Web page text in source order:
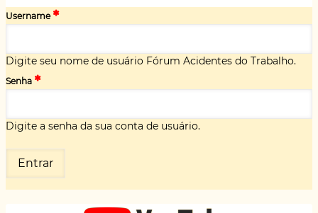
Username
Digite seu nome de usuário Fórum Acidentes do Trabalho.
Senha
Digite a senha da sua conta de usuário.